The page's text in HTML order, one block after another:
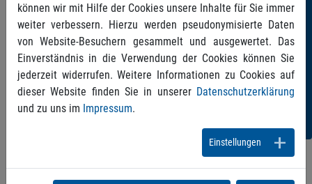
Folgen
Sie
uns!
Zurück
können wir mit Hilfe der Cookies unsere Inhalte für Sie immer
weiter verbessern. Hierzu werden pseudonymisierte Daten
von Website-Besuchern gesammelt und ausgewertet. Das
Einverständnis in die Verwendung der Cookies können Sie
jederzeit widerrufen. Weitere Informationen zu Cookies auf
dieser Website finden Sie in unserer Datenschutzerklärung
und zu uns im Impressum.
Einstellungen